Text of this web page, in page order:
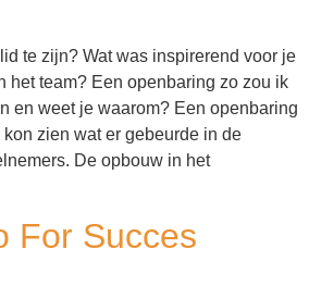
te zijn? Wat was inspirerend voor je
het team? Een openbaring zo zou ik
en weet je waarom? Een openbaring
zien wat er gebeurde in de
De opbouw in het
For Succes